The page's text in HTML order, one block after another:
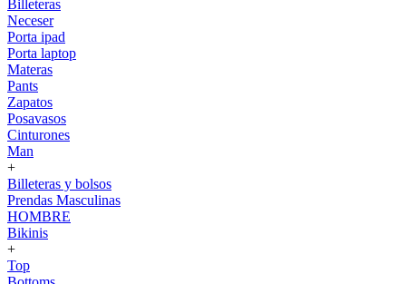
Billeteras
Neceser
Porta ipad
Porta laptop
Materas
Pants
Zapatos
Posavasos
Cinturones
Man
+
Billeteras y bolsos
Prendas Masculinas
HOMBRE
Bikinis
+
Top